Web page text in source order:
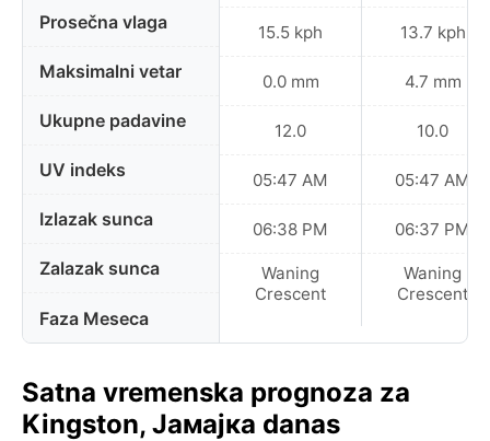
Prosečna vlaga
Maksimalni vetar
Ukupne padavine
UV indeks
Izlazak sunca
Zalazak sunca
Faza Meseca
15.5 kph
0.0 mm
12.0
05:47 AM
06:38 PM
Waning
Crescent
13.7 kph
4.7 mm
10.0
05:47 AM
06:37 PM
Waning
Crescent
Satna vremenska prognoza za
Kingston, Јамајка danas